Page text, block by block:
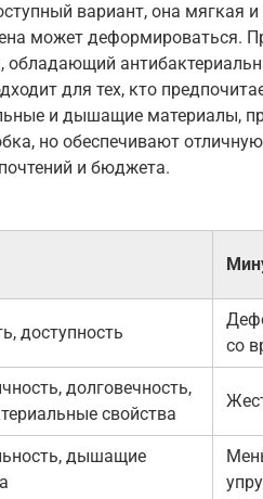
вариант, она мягкая
может деформироваться.
обладающий
для тех, кто
и дышащие материалы,
но обеспечивают
и бюджета.
доступность
со
долговечность,
свойства
дышащие